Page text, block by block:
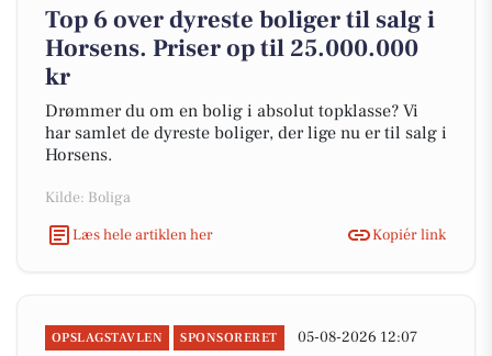
Top 6 over dyreste boliger til salg i
Horsens. Priser op til 25.000.000
kr
Drømmer du om en bolig i absolut topklasse? Vi
har samlet de dyreste boliger, der lige nu er til salg i
Horsens.
Kilde: Boliga
Læs hele artiklen her
Kopiér link
OPSLAGSTAVLEN SPONSORERET 05-08-2026 12:07